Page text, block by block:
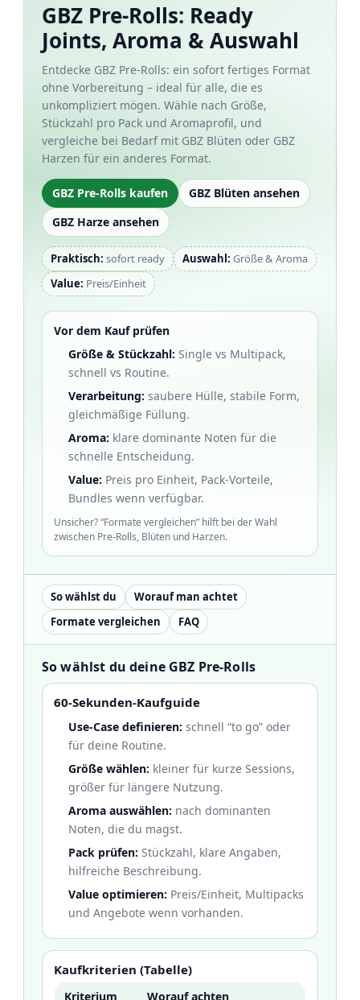
GBZ Pre-Rolls: Ready
Joints, Aroma & Auswahl
Entdecke GBZ Pre-Rolls: ein sofort fertiges Format
ohne Vorbereitung – ideal für alle, die es
unkompliziert mögen. Wähle nach Größe,
Stückzahl pro Pack und Aromaprofil, und
vergleiche bei Bedarf mit GBZ Blüten oder GBZ
Harzen für ein anderes Format.
GBZ Pre-Rolls kaufen
GBZ Blüten ansehen
GBZ Harze ansehen
Praktisch: sofort ready Auswahl: Größe & Aroma
Value: Preis/Einheit
Vor dem Kauf prüfen
Größe & Stückzahl: Single vs Multipack,
schnell vs Routine.
Verarbeitung: saubere Hülle, stabile Form,
gleichmäßige Füllung.
Aroma: klare dominante Noten für die
schnelle Entscheidung.
Value: Preis pro Einheit, Pack-Vorteile,
Bundles wenn verfügbar.
Unsicher? “Formate vergleichen” hilft bei der Wahl
zwischen Pre-Rolls, Blüten und Harzen.
So wählst du
Worauf man achtet
Formate vergleichen
FAQ
So wählst du deine GBZ Pre-Rolls
60-Sekunden-Kaufguide
Use-Case definieren: schnell “to go” oder
für deine Routine.
Größe wählen: kleiner für kurze Sessions,
größer für längere Nutzung.
Aroma auswählen: nach dominanten
Noten, die du magst.
Pack prüfen: Stückzahl, klare Angaben,
hilfreiche Beschreibung.
Value optimieren: Preis/Einheit, Multipacks
und Angebote wenn vorhanden.
Kaufkriterien (Tabelle)
Kriterium Worauf achten